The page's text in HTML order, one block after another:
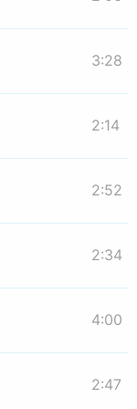
3:28
2:14
2:52
2:34
4:00
2:47